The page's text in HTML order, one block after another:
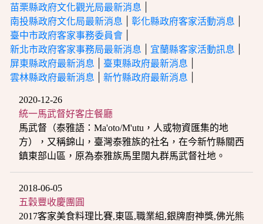
苗栗縣政府文化觀光局最新消息
南投縣政府文化局最新消息
彰化縣政府客家活動消息
臺中市政府客家事務委員會
新北市政府客家事務局最新消息
宜蘭縣客家活動訊息
屏東縣政府最新消息
臺東縣政府最新消息
雲林縣政府最新消息
新竹縣政府最新消息
2020-12-26
統一馬武督好客庄餐廳
馬武督（泰雅語：Ma'oto/M'utu，人或物資匯集的地
方），又稱錦山，臺灣泰雅族的社名，在今新竹縣關西
鎮東部山區，原為泰雅族馬里闊丸群馬武督社地。
2018-06-05
五穀豐收慶團圓
2017客家美食料理比賽,東區,職業組,銀牌廚神獎,佛光熊